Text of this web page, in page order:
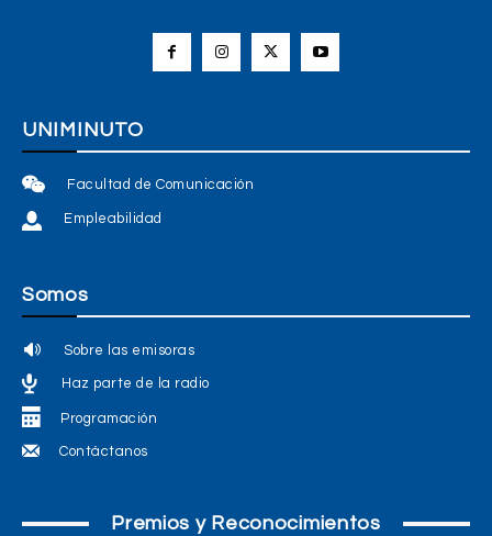
UNIMINUTO
Facultad de Comunicación
Empleabilidad
Somos
Sobre las emisoras
Haz parte de la radio
Programación
Contáctanos
Premios y Reconocimientos